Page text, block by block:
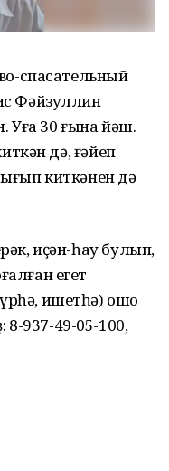
спасательный
Фәйзуллин
30 ғына йәш.
дә, ғәйеп
киткәнен дә
иҫән-һау булып,
егет
ишетһә) ошо
937-49-05-100,